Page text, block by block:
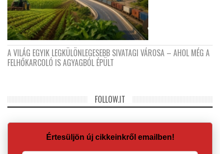
A VILÁG EGYIK LEGKÜLÖNLEGESEBB SIVATAGI VÁROSA – AHOL MÉG A
FELHŐKARCOLÓ IS AGYAGBÓL ÉPÜLT
FOLLOW.IT
Értesüljön új cikkeinkről emailben!